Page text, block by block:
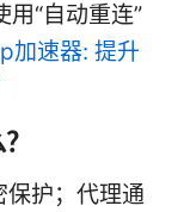
“自动重连”
加速器: 提升
护；代理通